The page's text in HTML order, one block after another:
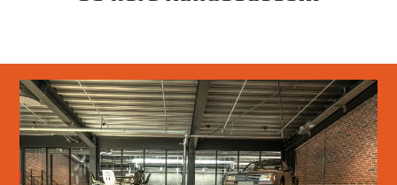
CLASSIC CAR HOUSE